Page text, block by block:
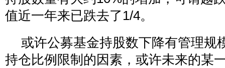
值近一年来已跌去了1/4。
或许公募基金持股数下降有管理规
持仓比例限制的因素，或许未来的某